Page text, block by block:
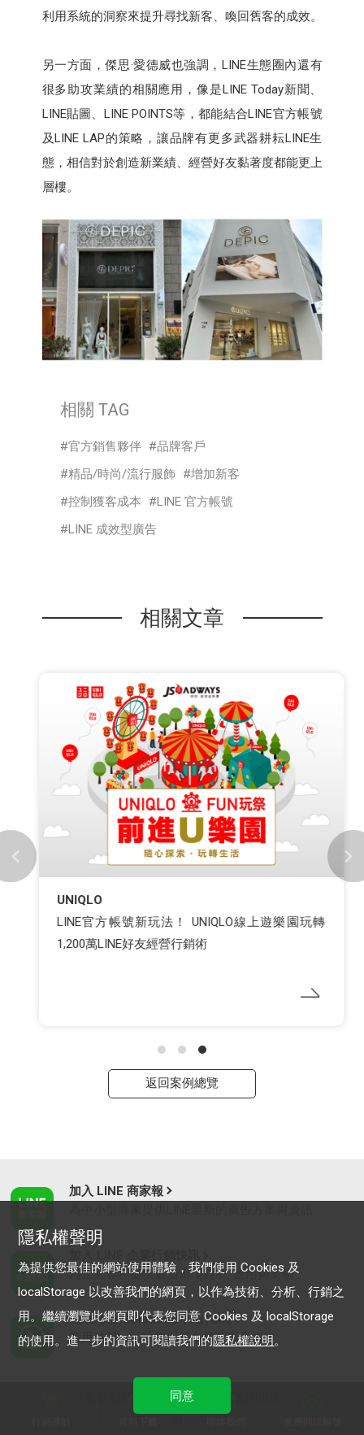
利用系統的洞察來提升尋找新客、喚回舊客的成效。
另一方面，傑思·愛德威也強調，LINE生態圈內還有
很多助攻業績的相關應用，像是LINE Today新聞、
LINE貼圖、LINE POINTS等，都能結合LINE官方帳號
及LINE LAP的策略，讓品牌有更多武器耕耘LINE生
態，相信對於創造新業績、經營好友黏著度都能更上
層樓。
相關 TAG
官方銷售夥伴
品牌客戶
精品/時尚/流行服飾
增加新客
控制獲客成本
LINE 官方帳號
LINE 成效型廣告
相關文章
UNIQLO
LINE官方帳號新玩法！ UNIQLO線上遊樂園玩轉
1,200萬LINE好友經營行銷術
返回案例總覽
加入 LINE 商家報
為企業客戶提供最新市場趨勢, 應用與案例
LINE Biz-Solutions YouTube
實用教學、成功案例等多樣化影音內容
服務條款
隱私權聲明
為提供您最佳的網站使用體驗，我們使用 Cookies 及
localStorage 以改善我們的網頁，以作為技術、分析、行銷之
用。繼續瀏覽此網頁即代表您同意 Cookies 及 localStorage
的使用。進一步的資訊可閱讀我們的隱私權說明。
同意